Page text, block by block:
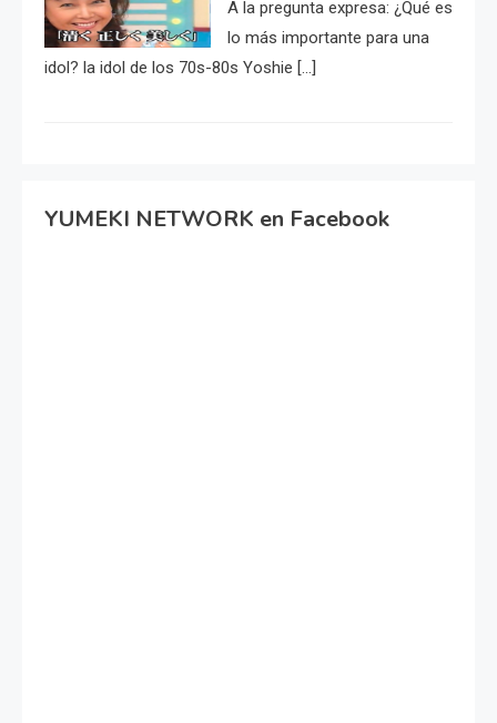
A la pregunta expresa: ¿Qué es
lo más importante para una
idol? la idol de los 70s-80s Yoshie […]
YUMEKI NETWORK en Facebook